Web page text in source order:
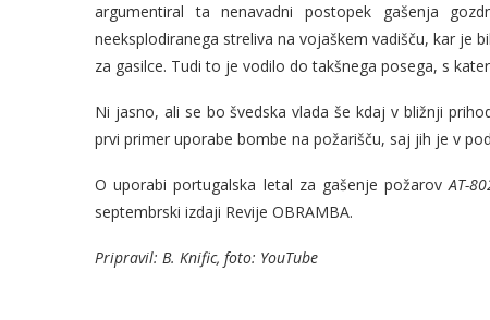
argumentiral ta nenavadni postopek gašenja
neeksplodiranega streliva na vojaškem vadišču, kar je
za gasilce. Tudi to je vodilo do takšnega posega, s
Ni jasno, ali se bo švedska vlada še kdaj v bližnji
prvi primer uporabe bombe na požarišču, saj jih je v
O uporabi portugalska letal za gašenje požarovAT-
septembrski izdaji Revije OBRAMBA.
Pripravil: B. Knific, foto: YouTube